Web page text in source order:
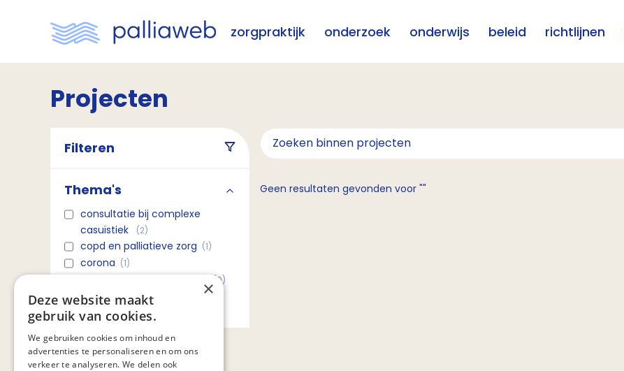
zorgpraktijk onderzoek onderwijs beleid richtlijnen
Projecten
Filteren
Thema's
consultatie bij complexe
casuïstiek
(2)
copd en palliatieve zorg (1)
corona (1)
(0)
gezamenlijke
besluitvorming
individueel zorgplan
kansrijke projecten
toon meer
Geen resultaten gevonden voor ""
×
Deze website maakt
gebruik van cookies.
We gebruiken cookies om inhoud en
advertenties te personaliseren en om ons
verkeer te analyseren. We delen ook